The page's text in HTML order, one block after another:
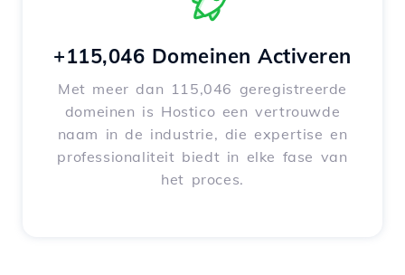
+115,046 Domeinen Activeren
Met meer dan 115,046 geregistreerde
domeinen is Hostico een vertrouwde
naam in de industrie, die expertise en
professionaliteit biedt in elke fase van
het proces.